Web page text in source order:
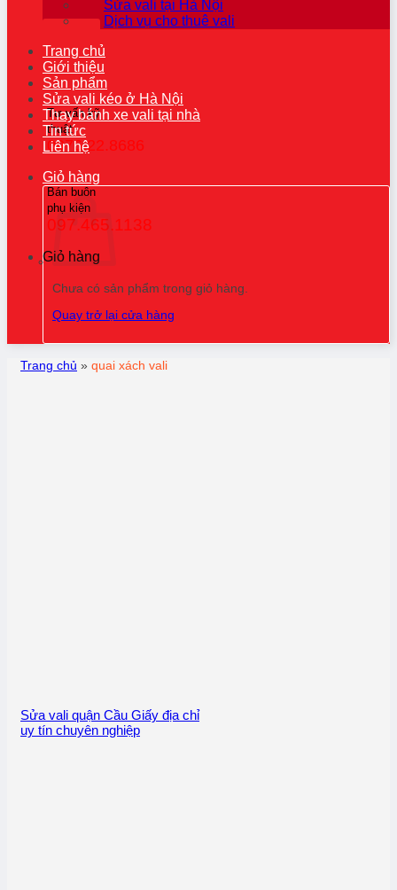
Tư vấn kỹ
thuật
0976.22.8686
Bán buôn
phụ kiện
097.465.1138
Giỏ hàng
Sửa vali tại Hà Nội
Dịch vụ cho thuê vali
Trang chủ
Giới thiệu
Sản phẩm
Sửa vali kéo ở Hà Nội
Thay bánh xe vali tại nhà
Tin tức
Liên hệ
Giỏ hàng
Chưa có sản phẩm trong giỏ hàng.
Quay trở lại cửa hàng
Trang chủ » quai xách vali
Sửa vali quận Cầu Giấy địa chỉ
uy tín chuyên nghiệp